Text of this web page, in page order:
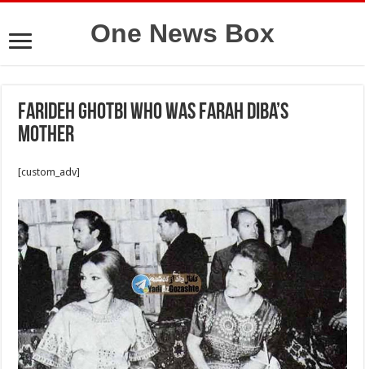
One News Box
Farideh Ghotbi who was Farah Diba’s
mother
[custom_adv]